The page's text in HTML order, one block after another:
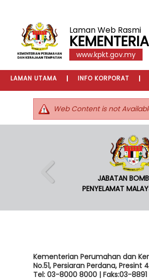
Laman Web Rasmi
www.kpkt.gov.my
LAMAN UTAMA INFO KORPORAT
Web Content is not
JABATAN
PENYELAMAT
Kementerian Perumahan dan
No.51, Persiaran Perdana, Presint
Tel: 03-8000 8000 | Faks:03-8891